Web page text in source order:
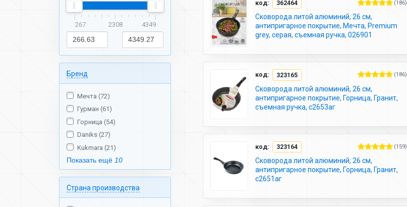
267 2308 4349
Бренд
Мечта (72)
Гурман (61)
Горница (54)
Daniks (27)
Kukmara (21)
Показать ещё 10
Страна производства
код: 362464 (186)
Сковорода литой алюминий, 26 см,
антипригарное покрытие, Мечта, Premium
grey, серая, съемная ручка, 026901
код: 323165 (186)
Сковорода литой алюминий, 26 см,
антипригарное покрытие, Горница, Гранит,
съемная ручка, с2653аг
код: 323164 (159)
Сковорода литой алюминий, 26 см,
антипригарное покрытие, Горница, Гранит,
с2651аг